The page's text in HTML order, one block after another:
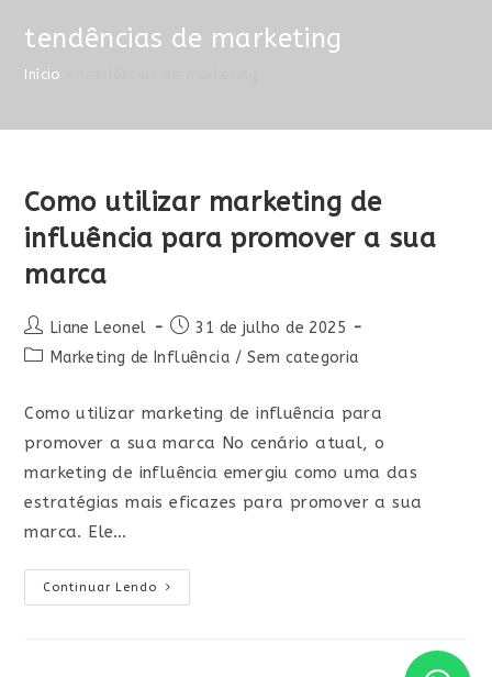
tendências de marketing
Início
Como utilizar marketing de
influência para promover a sua
marca
Liane Leonel
31 de julho de 2025
Marketing de Influência / Sem categoria
Como utilizar marketing de influência para
promover a sua marca No cenário atual, o
marketing de influência emergiu como uma das
estratégias mais eficazes para promover a sua
marca. Ele…
Continuar Lendo